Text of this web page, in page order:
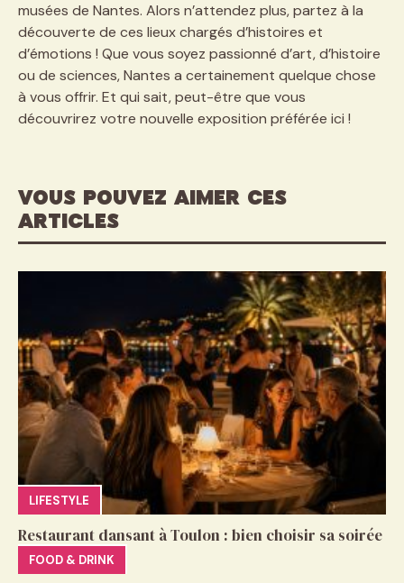
musées de Nantes. Alors n’attendez plus, partez à la
découverte de ces lieux chargés d’histoires et
d’émotions ! Que vous soyez passionné d’art, d’histoire
ou de sciences, Nantes a certainement quelque chose
à vous offrir. Et qui sait, peut-être que vous
découvrirez votre nouvelle exposition préférée ici !
VOUS POUVEZ AIMER CES
ARTICLES
LIFESTYLE
Restaurant dansant à Toulon : bien choisir sa soirée
FOOD & DRINK